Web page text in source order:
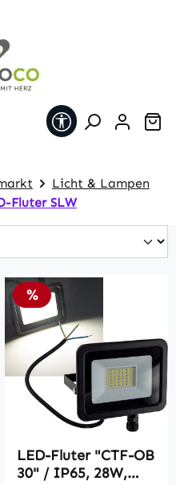
Werkzeugleiste
Licht & Lampen
Fluter SLW
Rabatt
%
LED-Fluter "CTF-OB
30" / IP65, 28W,